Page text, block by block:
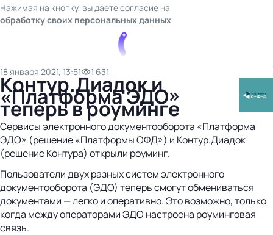
Нажимая на кнопку, вы даете согласие на
обработку своих персональных данных
18 января 2021, 13:51 1 631
Контур.Диадок и
«Платформа ЭДО»
теперь в роуминге
Сервисы электронного документооборота «Платформа
ЭДО» (решение «Платформы ОФД») и Контур.Диадок
(решение Контура) открыли роуминг.
Пользователи двух разных систем электронного
документооборота (ЭДО) теперь смогут обмениваться
документами — легко и оперативно. Это возможно, только
когда между операторами ЭДО настроена роуминговая
связь.